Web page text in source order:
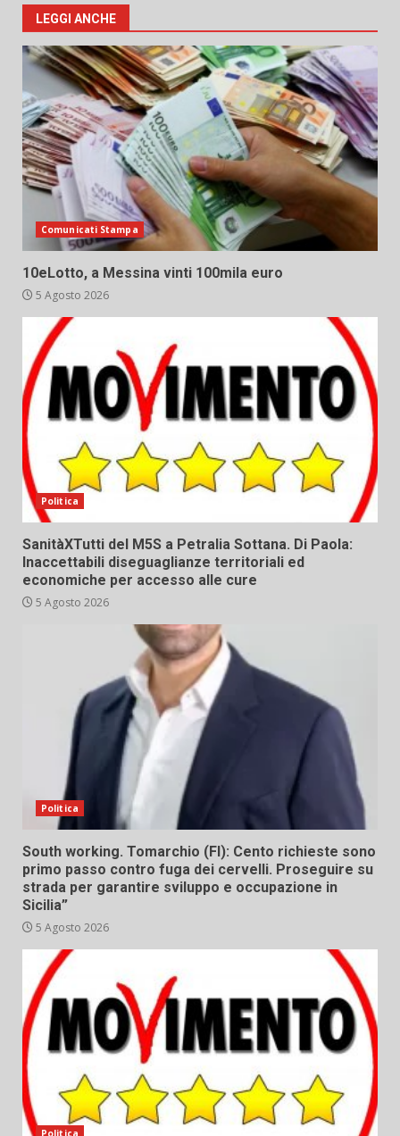
LEGGI ANCHE
Comunicati Stampa
10eLotto, a Messina vinti 100mila euro
5 Agosto 2026
Politica
SanitàXTutti del M5S a Petralia Sottana. Di Paola:
Inaccettabili diseguaglianze territoriali ed
economiche per accesso alle cure
5 Agosto 2026
Politica
South working. Tomarchio (FI): Cento richieste sono
primo passo contro fuga dei cervelli. Proseguire su
strada per garantire sviluppo e occupazione in
Sicilia”
5 Agosto 2026